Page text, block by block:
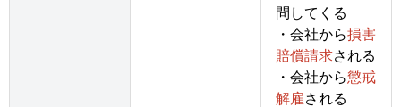
問してくる
・会社から損害
賠償請求される
・会社から懲戒
解雇される